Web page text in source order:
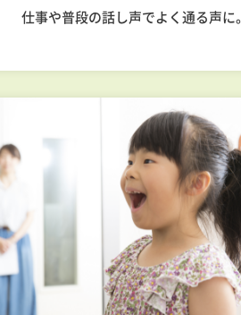
仕事や普段の話し声でよく通る声に。